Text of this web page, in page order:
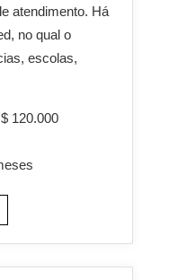
atendimento. Há
no qual o
escolas,
120.000